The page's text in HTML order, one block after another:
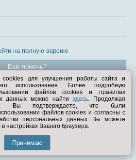
на полную версию
Вам помочь?
Exist.ru 1998—2026
для улучшения работы сайта и
использования. Более подробную
файлов cookies и правилах
данных можно найтиздесь. Продолжая
Вы подтверждаете, что были
файлов cookies и согласны с
персональных данных. Вы можете
настройках Вашего браузера.
Принимаю